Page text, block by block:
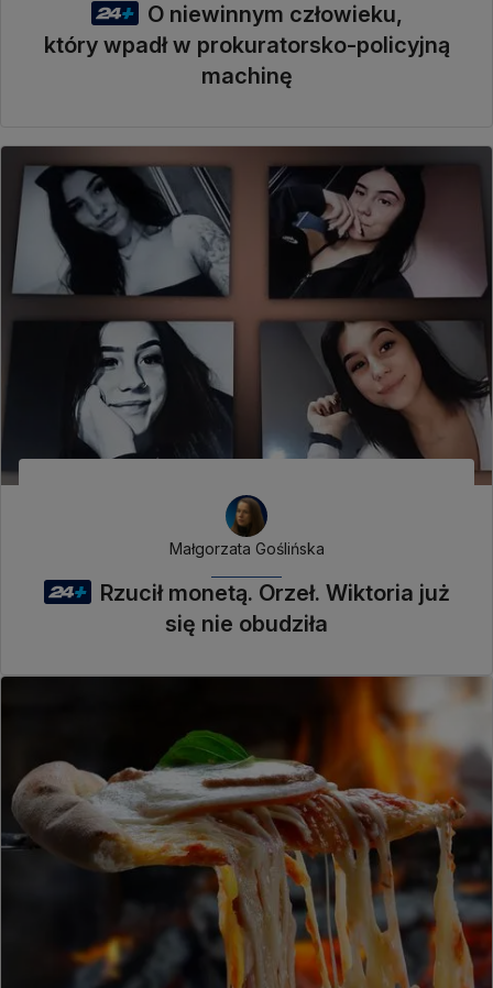
O niewinnym człowieku,
który wpadł w prokuratorsko-policyjną
machinę
Małgorzata Goślińska
Rzucił monetą. Orzeł. Wiktoria już
się nie obudziła